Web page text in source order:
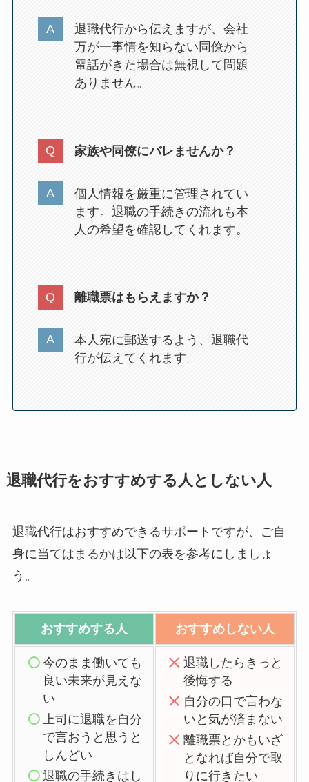
退職代行から伝えますが、会社
万が一事情を知らない同僚から
電話がきた場合は無視して問題
ありません。
家族や同僚にバレませんか？
個人情報を厳重に管理されてい
ます。退職の手続きの流れも本
人の希望を確認してくれます。
離職票はもらえますか？
本人宛に郵送するよう、退職代
行が伝えてくれます。
退職代行をおすすめする人としない人
退職代行はおすすめできるサポートですが、ご自
身に当てはまるかは以下の表を参考にしましょ
う。
おすすめする人 おすすめしない人
今のまま働いても
良い未来が見えな
い
上司に退職を自分
で言おうと思うと
しんどい
退職の手続きはし
退職したらきっと
後悔する
自分の口で言わな
いと気が済まない
離職票とかもいざ
となれば自分で取
りに行きたい